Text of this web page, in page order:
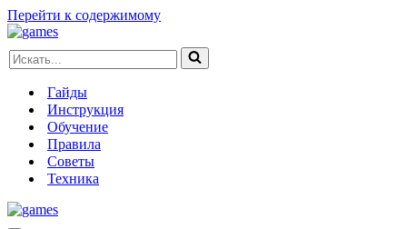
Перейти к содержимому
Искать...
Гайды
Инструкция
Обучение
Правила
Советы
Техника